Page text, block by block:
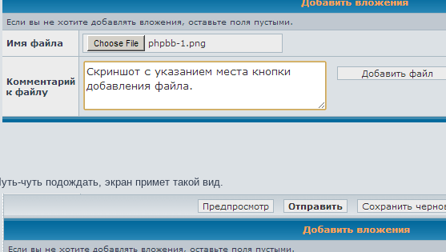
чуть подождать, экран примет такой вид.